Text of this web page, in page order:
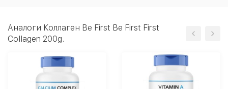
Аналоги Коллаген Be First Be First First
Collagen 200g.